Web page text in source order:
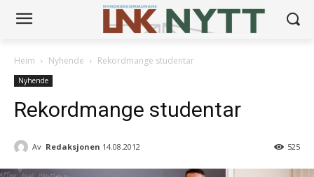
Heim Nyhende Rekordmange studentar
Nyhende
Rekordmange studentar
Av Redaksjonen 14.08.2012 525